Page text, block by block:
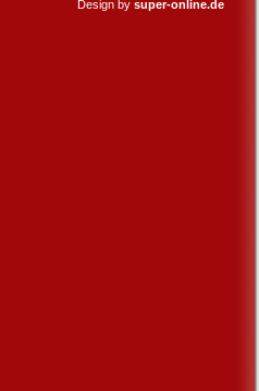
Design by super-online.de